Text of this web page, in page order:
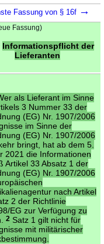
Fassung von § 16f →
Fassung)
Informationspflicht der
Lieferanten
als Lieferant im Sinne
3 Nummer 33 der
(EG) Nr. 1907/2006
im Sinne der
(EG) Nr. 1907/2006
bringt, hat ab dem 5.
2021 die Informationen
Artikel 33 Absatz 1 der
(EG) Nr. 1907/2006
nach Artikel
2 der Richtlinie
EG zur Verfügung zu
2Satz 1 gilt nicht für
mit militärischer